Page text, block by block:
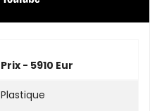
Prix - 5910 Eur
Plastique